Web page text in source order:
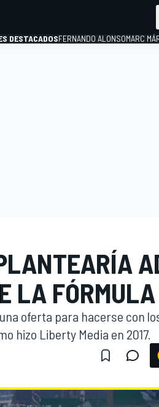
DESTACADOSFERNANDO ALONSOMARC
LA FÓRMULA
oferta para hacerse con
hizo Liberty Media en 2017.